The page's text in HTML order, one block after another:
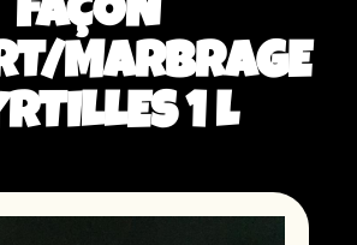
FAÇON
MARBRAGE
1 L